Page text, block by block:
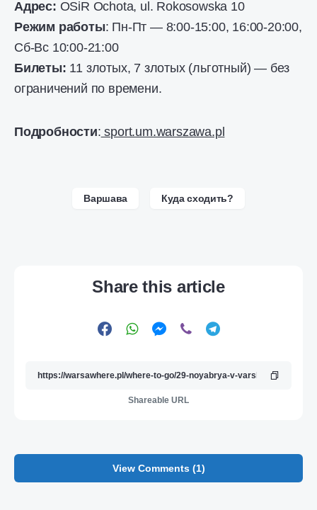
Адрес: OSiR Ochota, ul. Rokosowskа 10
Режим работы: Пн-Пт — 8:00-15:00, 16:00-20:00,
Сб-Вс 10:00-21:00
Билеты: 11 злотых, 7 злотых (льготный) — без
ограничений по времени.
Подробности: sport.um.warszawa.pl
Варшава Куда сходить?
Share this article
Shareable URL
View Comments (1)